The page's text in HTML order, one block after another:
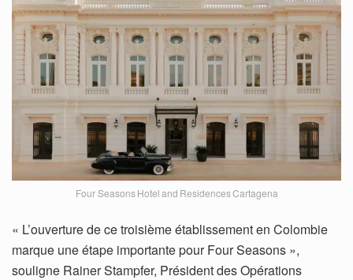
Four Seasons Hotel and Residences Cartagena
« L’ouverture de ce troisième établissement en Colombie
marque une étape importante pour Four Seasons »,
souligne Rainer Stampfer, Président des Opérations